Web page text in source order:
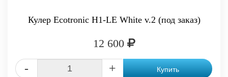
Кулер Ecotronic H1-LE White v.2 (под заказ)
12 600
- + Купить